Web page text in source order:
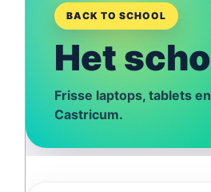
BACK TO SCHOOL
Het
Frisse laptops, tablets
Castricum.